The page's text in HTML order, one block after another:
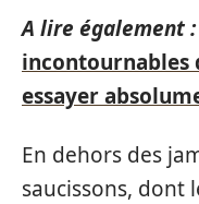
A lire également :
incontournables
essayer
En dehors des
saucissons, dont